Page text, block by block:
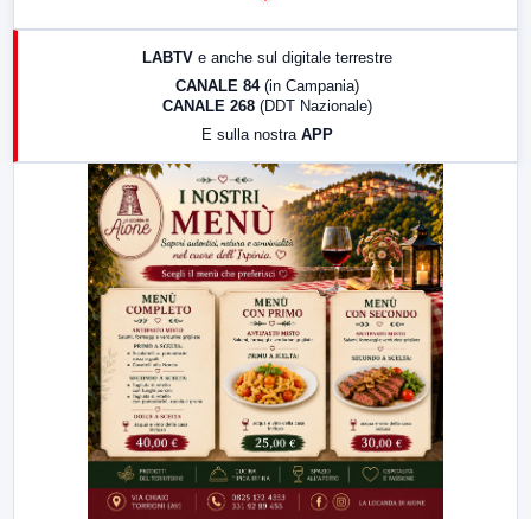
17:00 LabNews (replica)
LabNews (replica)
LABTV e anche sul digitale terrestre
CANALE 84 (in Campania)
CANALE 268 (DDT Nazionale)
E sulla nostra APP